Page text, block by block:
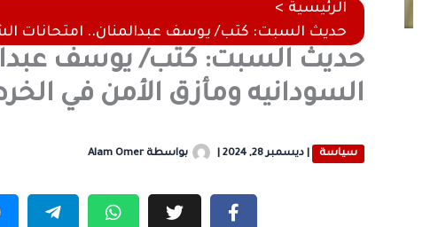
الرئيسية
حديث السبت: كتب/ يوسف عبدالمنان.. امتحانات
حديث السبت: كتب/ يوسف
السودانيه ومأزق الأمن في
سياسة ديسمبر 28, 2024 بواسطة Alam Omer